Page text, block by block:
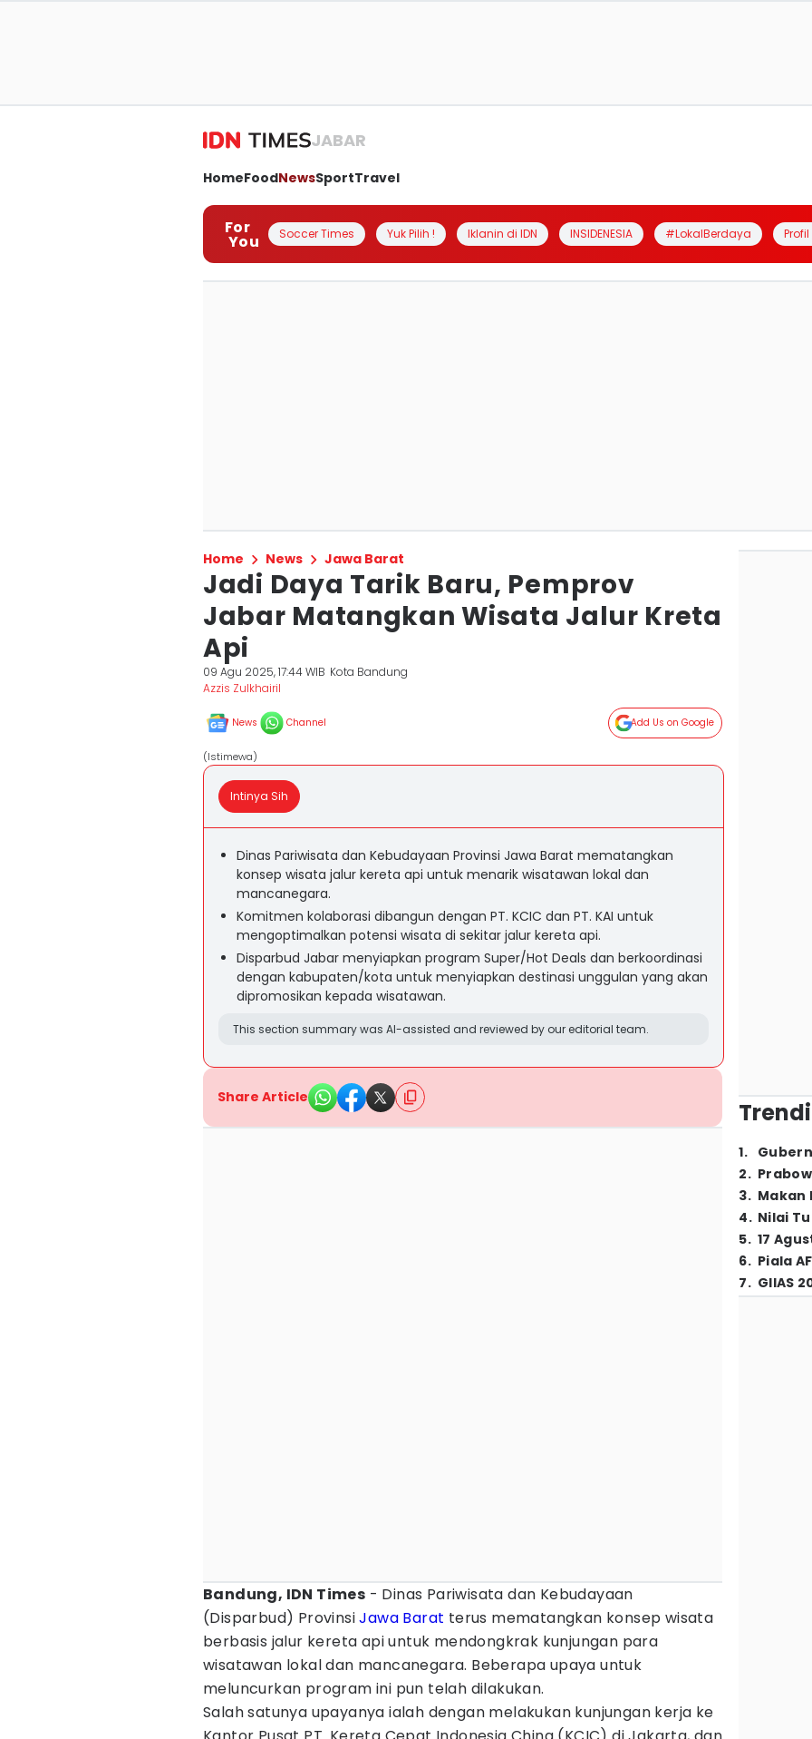
JABAR
HomeFoodNewsSportTravel
For
You Soccer Times Yuk Pilih ! Iklanin di IDN INSIDENESIA #LokalBerdaya
Home News Jawa Barat
Jadi Daya Tarik Baru, Pemprov
Jabar Matangkan Wisata Jalur Kreta
Api
09 Agu 2025, 17:44 WIB Kota Bandung
Azzis Zulkhairil
News Channel Add Us on Google
(Istimewa)
Intinya Sih
Dinas Pariwisata dan Kebudayaan Provinsi Jawa Barat mematangkan
konsep wisata jalur kereta api untuk menarik wisatawan lokal dan
mancanegara.
Komitmen kolaborasi dibangun dengan PT. KCIC dan PT. KAI untuk
mengoptimalkan potensi wisata di sekitar jalur kereta api.
Disparbud Jabar menyiapkan program Super/Hot Deals dan berkoordinasi
dengan kabupaten/kota untuk menyiapkan destinasi unggulan yang akan
dipromosikan kepada wisatawan.
This section summary was AI-assisted and reviewed by our editorial team.
Share Article
Bandung, IDN Times - Dinas Pariwisata dan Kebudayaan
(Disparbud) ProvinsiJawa Barat terus mematangkan konsep wisata
berbasis jalur kereta api untuk mendongkrak kunjungan para
wisatawan lokal dan mancanegara. Beberapa upaya untuk
meluncurkan program ini pun telah dilakukan.
Salah satunya upayanya ialah dengan melakukan kunjungan kerja ke
1.
2.
3. Makan
4. Nilai
5. 17
6. Piala
7. GIIAS